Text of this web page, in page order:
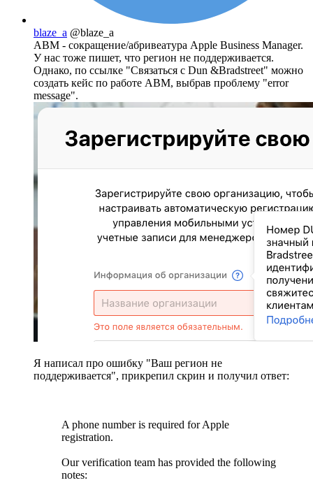
blaze_a @blaze_a
ABM - сокращение/абривеатура Apple Business Manager.
У нас тоже пишет, что регион не поддерживается.
Однако, по ссылке "Связаться с Dun &Bradstreet" можно
создать кейс по работе ABM, выбрав проблему "error
message".
Я написал про ошибку "Ваш регион не
поддерживается", прикрепил скрин и получил ответ:
A phone number is required for Apple
registration.
Our verification team has provided the following
notes: